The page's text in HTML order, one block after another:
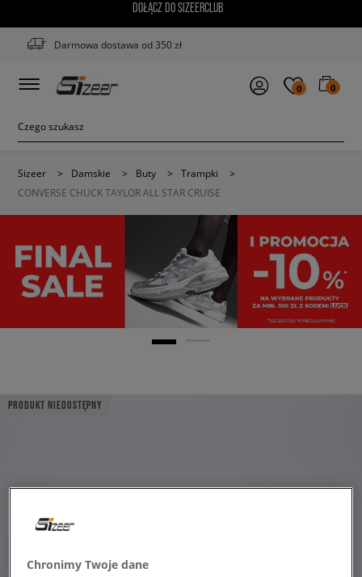
DOŁĄCZ DO SIZEERCLUB
Darmowa dostawa od 350 zł
0 0
Sizeer > Damskie > Buty > Trampki
>
CONVERSE CHUCK TAYLOR ALL STAR CRUISE
PRODUKT NIEDOSTĘPNY
Chronimy Twoje dane